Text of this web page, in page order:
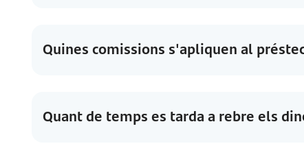
Quines comissions s'apliquen al
Quant de temps es tarda a rebre els